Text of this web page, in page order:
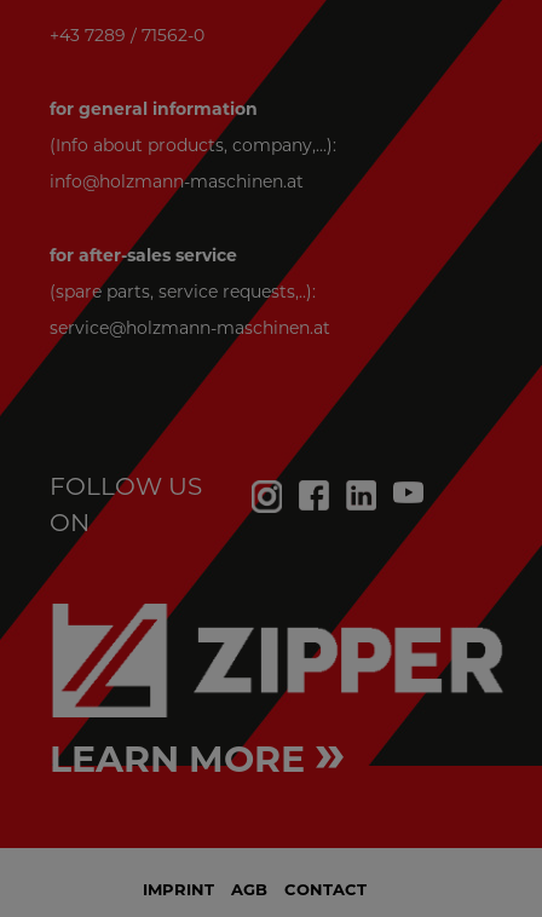
+43 7289 / 71562-0
for general information
(Info about products, company,...):
info@holzmann-maschinen.at
for after-sales service
(spare parts, service requests,..):
service@holzmann-maschinen.at
FOLLOW US
ON
LEARN MORE »
IMPRINT AGB CONTACT